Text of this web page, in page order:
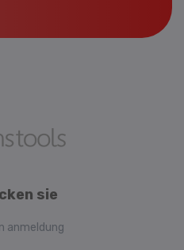
sie
anmeldung